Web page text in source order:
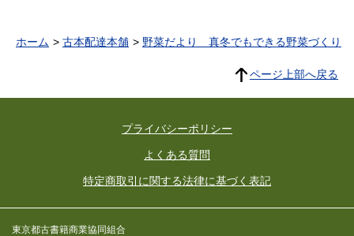
ホーム 古本配達本舗 野菜だより 真冬でもできる野菜づくり
ページ上部へ戻る
プライバシーポリシー
よくある質問
特定商取引に関する法律に基づく表記
東京都古書籍商業協同組合